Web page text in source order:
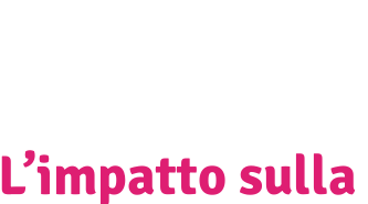
L’impatto sulla